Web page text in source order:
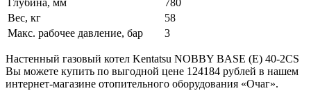
Вес, кг
58
Макс. рабочее давление, бар
3
Настенный газовый котел Kentatsu NOBBY BASE (E) 40‑2CS
Вы можете купить по выгодной цене 124184 рублей в нашем
интернет-магазине отопительного оборудования «Очаг».